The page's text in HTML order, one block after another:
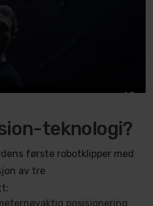
teknologi?
første robotklipper med
av tre
posisjonering